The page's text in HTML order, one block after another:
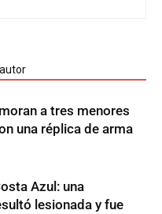
a tres menores
una réplica de arma
Azul: una
lesionada y fue